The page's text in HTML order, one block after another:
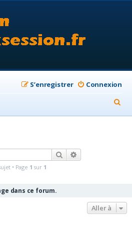
Connexion
S’enregistrer
e
h
Rechercher
• Page 1 sur 1
dans ce forum.
Aller à